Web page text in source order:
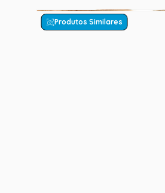
Produtos Similares